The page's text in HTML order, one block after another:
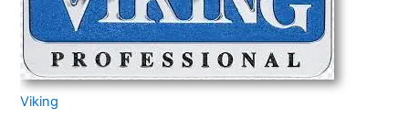
Viking